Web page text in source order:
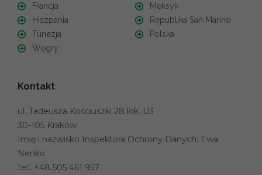
Francja
Hiszpania
Tunezja
Węgry
Meksyk
Republika San Marino
Polska
Kontakt
ul. Tadeusza Kościuszki 28 lok. U3
30-105 Kraków
Imię i nazwisko Inspektora Ochrony Danych: Ewa
Nenko
tel.: +48 505 461 957